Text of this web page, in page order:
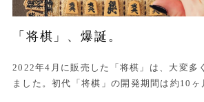
「将棋」、爆誕。
2022年4月に販売した「将棋」は、大変多
ました。初代「将棋」の開発期間は約10ヶ